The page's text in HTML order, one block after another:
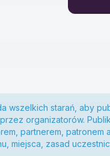
wszelkich starań, aby
organizatorów.
partnerem,
miejsca, zasad